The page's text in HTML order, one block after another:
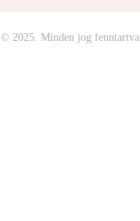
© 2025. Minden jog fenntartva